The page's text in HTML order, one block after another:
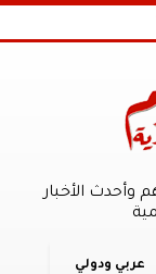
وأحدث الأخبار
عربي ودولي